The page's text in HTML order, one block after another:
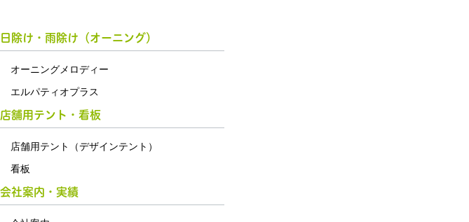
日除け・雨除け（オーニング）
オーニングメロディー
エルパティオプラス
店舗用テント・看板
店舗用テント（デザインテント）
看板
会社案内・実績